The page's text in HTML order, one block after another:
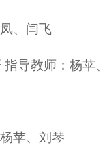
、闫飞
导教师：杨苹
苹、刘琴